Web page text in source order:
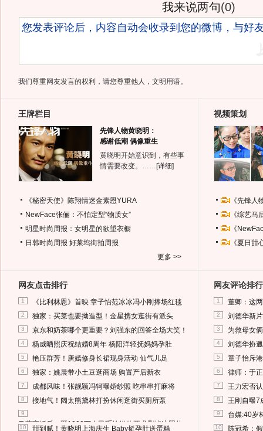
我来说两句(0)
我们尊重网友发言的权利，请您尊重他人，文明用语。
王牌栏目
先锋人物黄晓明：
感谢低潮 偶像重生
黄晓明开始意识到，有些事
情需要改变。…… [详细]
《秘密天使》陈翔情迷金素恩YURA
NewFace张俪：不怕定型“物质女”
明星时尚周报：女明星的欲望衣橱
日韩时尚周报 好莱坞街拍周报
更多 >>
视频策划
《先锋
《综艺
《
《夏日
网友点击排行
1 《比利林恩》首映 章子怡范冰冰冯小刚捧场红毯
2 独家：买菜也要拗造型！金星携女逛街有派头
3 京东和奶茶哪个更重要？刘强东的回答全场大笑！
4 杨威晒照庆祝结婚8周年 杨阳洋轻抚妈妈孕肚
5 艳压群芳！唐嫣修身长裙现身活动 仙气儿足
6 独家：姚晨带小土豆逛商场 购置产后新衣
7 成都风味！张靓颖冯轲曝婚纱照 吃串串打麻将
8 接地气！阔太熊黛林打扮休闲逛街买厕所泵
9
马蓉离婚后，砸1000万人民币给媒体要求删掉这照片
10 甜到腻！黄晓明上海庆生 Baby挺孕肚送蛋糕
网友评论排行
1 董卿：这
2 刘德华新
3 为救母女
4 刘德华扮
5 章子怡斥
6 律师：于
7 王力宏否
8 王刚自曝7
9 台媒:40岁
10 陈冠希：